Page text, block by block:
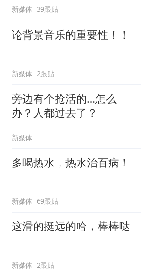
新媒体 39跟贴
论背景音乐的重要性！！
新媒体 2跟贴
旁边有个抢活的…怎么
办？人都过去了？
新媒体
多喝热水，热水治百病！
新媒体 69跟贴
这滑的挺远的哈，棒棒哒
新媒体 2跟贴